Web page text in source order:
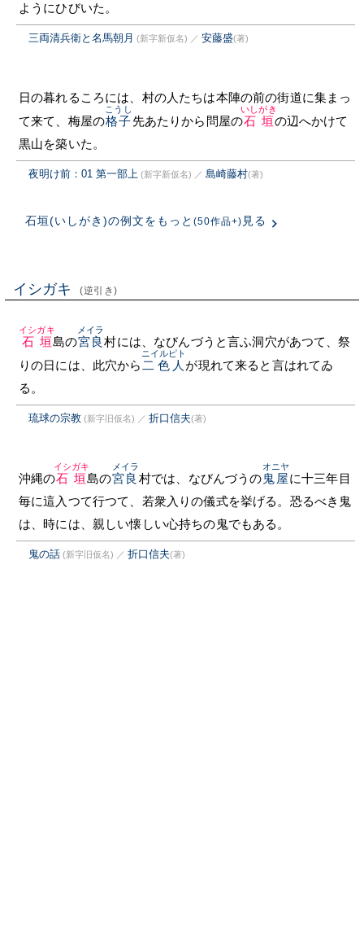
ようにひびいた。
三両清兵衛と名馬朝月 (新字新仮名) ／ 安藤盛(著)
日の暮れるころには、村の人たちは本陣の前の街道に集まっ
て来て、梅屋の格子
こうし
先あたりから問屋の石垣
いしがき
の辺へかけて
黒山を築いた。
夜明け前：01 第一部上 (新字新仮名) ／ 島崎藤村(著)
石垣(いしがき)の例文をもっと (50作品+) 見る
イシガキ (逆引き)
石垣
イシガキ
島の宮良
メイラ
村には、なびんづうと言ふ洞穴があつて、祭
りの日には、此穴から 二色人
ニイルピト
が現れて来ると言はれてゐ
る。
琉球の宗教 (新字旧仮名) ／ 折口信夫(著)
沖縄の石垣
イシガキ
島の宮良
メイラ
村では、なびんづうの鬼屋
オニヤ
に十三年目
毎に這入つて行つて、若衆入りの儀式を挙げる。恐るべき鬼
は、時には、親しい懐しい心持ちの鬼でもある。
鬼の話 (新字旧仮名) ／ 折口信夫(著)